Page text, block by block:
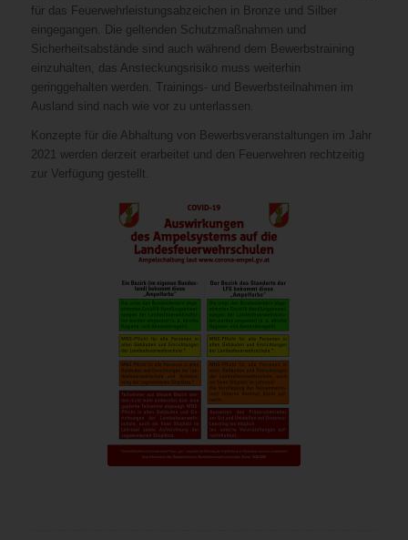
für das Feuerwehrleistungsabzeichen in Bronze und Silber
eingegangen. Die geltenden Schutzmaßnahmen und
Sicherheitsabstände sind auch während dem Bewerbstraining
einzuhalten, das Ansteckungsrisiko muss weiterhin
geringgehalten werden. Trainings- und Bewerbsteilnahmen im
Ausland sind nach wie vor zu unterlassen.
Konzepte für die Abhaltung von Bewerbsveranstaltungen im Jahr
2021 werden derzeit erarbeitet und den Feuerwehren rechtzeitig
zur Verfügung gestellt.